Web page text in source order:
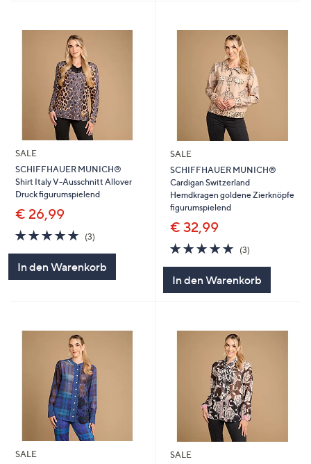
SALE
SCHIFFHAUER MUNICH®
Shirt Italy V-Ausschnitt Allover
Druck figurumspielend
€ 26,99
5.0
von
(3)3
In den Warenkorb
SALE
SCHIFFHAUER MUNICH®
Cardigan Switzerland
Hemdkragen goldene Zierknöpfe
figurumspielend
€ 32,99
5.0
von
(3)3
In den Warenkorb
SALE
SALE